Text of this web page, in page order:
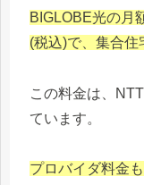
BIGLOBE光の月
(税込)で、集合住
この料金は、
ています。
プロバイダ料金